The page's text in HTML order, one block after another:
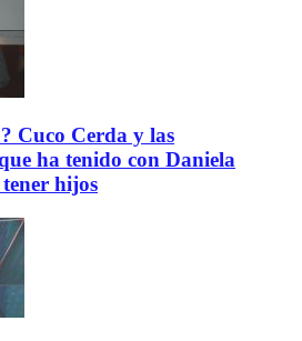
Cuco Cerda y las
ha tenido con Daniela
hijos